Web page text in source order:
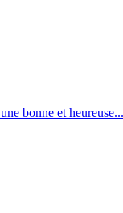
bonne et heureuse...